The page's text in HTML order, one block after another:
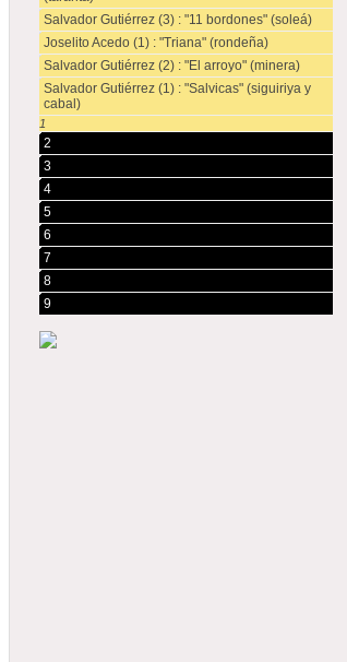
Salvador Gutiérrez (3) : "11 bordones" (soleá)
Joselito Acedo (1) : "Triana" (rondeña)
Salvador Gutiérrez (2) : "El arroyo" (minera)
Salvador Gutiérrez (1) : "Salvicas" (siguiriya y
cabal)
1
2
3
4
5
6
7
8
9